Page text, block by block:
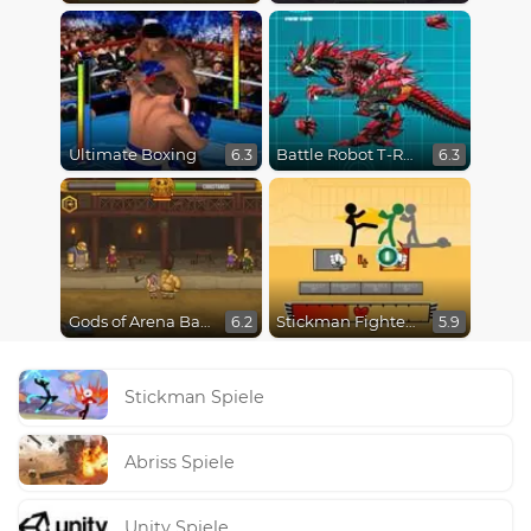
Ultimate Boxing 6.3 Battle Robot T-Rex Age 6.3
Gods of Arena Battles 6.2 Stickman Fighter Epic Battles 5.9
Stickman Spiele
Abriss Spiele